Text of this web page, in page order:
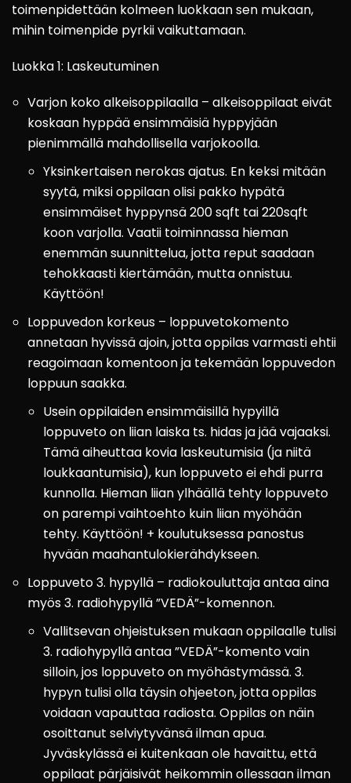
toimenpidettään kolmeen luokkaan sen mukaan,
mihin toimenpide pyrkii vaikuttamaan.
Luokka 1: Laskeutuminen
Varjon koko alkeisoppilaalla – alkeisoppilaat eivät
koskaan hyppää ensimmäisiä hyppyjään
pienimmällä mahdollisella varjokoolla.
Yksinkertaisen nerokas ajatus. En keksi mitään
syytä, miksi oppilaan olisi pakko hypätä
ensimmäiset hyppynsä 200 sqft tai 220sqft
koon varjolla. Vaatii toiminnassa hieman
enemmän suunnittelua, jotta reput saadaan
tehokkaasti kiertämään, mutta onnistuu.
Käyttöön!
Loppuvedon korkeus – loppuvetokomento
annetaan hyvissä ajoin, jotta oppilas varmasti ehtii
reagoimaan komentoon ja tekemään loppuvedon
loppuun saakka.
Usein oppilaiden ensimmäisillä hypyillä
loppuveto on liian laiska ts. hidas ja jää vajaaksi.
Tämä aiheuttaa kovia laskeutumisia (ja niitä
loukkaantumisia), kun loppuveto ei ehdi purra
kunnolla. Hieman liian ylhäällä tehty loppuveto
on parempi vaihtoehto kuin liian myöhään
tehty. Käyttöön! + koulutuksessa panostus
hyvään maahantulokierähdykseen.
Loppuveto 3. hypyllä – radiokouluttaja antaa aina
myös 3. radiohypyllä ”VEDÄ”-komennon.
Vallitsevan ohjeistuksen mukaan oppilaalle tulisi
3. radiohypyllä antaa ”VEDÄ”-komento vain
silloin, jos loppuveto on myöhästymässä. 3.
hypyn tulisi olla täysin ohjeeton, jotta oppilas
voidaan vapauttaa radiosta. Oppilas on näin
osoittanut selviytyvänsä ilman apua.
Jyväskylässä ei kuitenkaan ole havaittu, että
oppilaat pärjäisivät heikommin ollessaan ilman